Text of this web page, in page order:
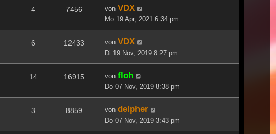
4 7456 von VDX
Mo 19 Apr, 2021 6:34 pm
6 12433 von VDX
Di 19 Nov, 2019 8:27 pm
14 16915 von floh
Do 07 Nov, 2019 8:38 pm
3 8859 von delpher
Do 07 Nov, 2019 3:43 pm